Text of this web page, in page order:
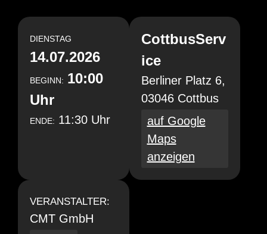
DIENSTAG
14.07.2026
BEGINN: 10:00
Uhr
ENDE: 11:30 Uhr
CottbusServ
ice
Berliner Platz 6,
03046 Cottbus
auf Google
Maps
anzeigen
VERANSTALTER:
CMT GmbH